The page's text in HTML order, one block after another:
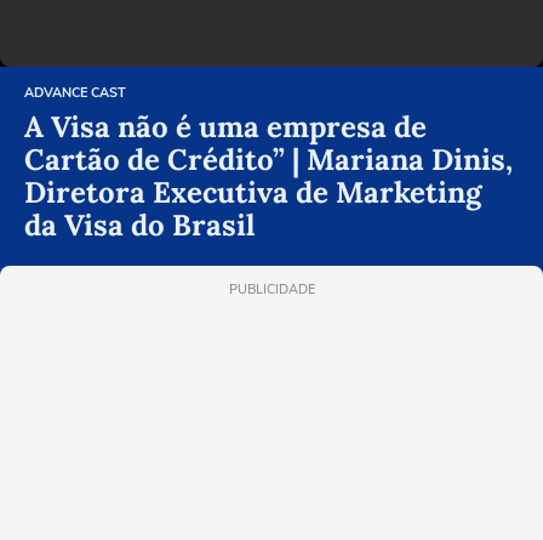
ADVANCE CAST
A Visa não é uma empresa de
Cartão de Crédito” | Mariana Dinis,
Diretora Executiva de Marketing
da Visa do Brasil
PUBLICIDADE